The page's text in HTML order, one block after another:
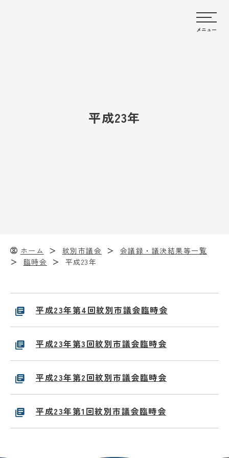
平成23年
ホーム 紋別市議会
会議録・議決結果等一覧
臨時会
平成23年
メニュー
平成23年第4回紋別市議会臨時会
平成23年第3回紋別市議会臨時会
平成23年第2回紋別市議会臨時会
平成23年第1回紋別市議会臨時会